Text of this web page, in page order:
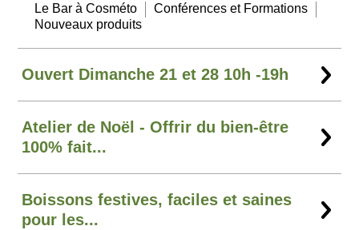
Le Bar à Cosméto
Conférences et Formations
Nouveaux produits
Ouvert Dimanche 21 et 28 10h -19h
Atelier de Noël - Offrir du bien-être
100% fait...
Boissons festives, faciles et saines
pour les...